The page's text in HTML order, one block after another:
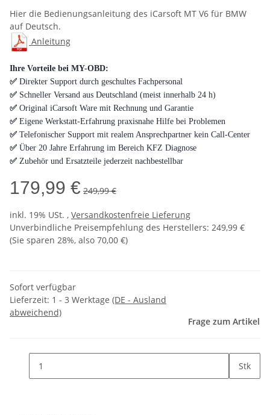
Hier die Bedienungsanleitung des iCarsoft MT V6 für BMW
auf Deutsch.
Anleitung
Ihre Vorteile bei MY-OBD:
✅ Direkter Support durch geschultes Fachpersonal
✅ Schneller Versand aus Deutschland (meist innerhalb 24 h)
✅ Original iCarsoft Ware mit Rechnung und Garantie
✅ Eigene Werkstatt-Erfahrung praxisnahe Hilfe bei Problemen
✅ Telefonischer Support mit realem Ansprechpartner kein Call-Center
✅ Über 20 Jahre Erfahrung im Bereich KFZ Diagnose
✅ Zubehör und Ersatzteile jederzeit nachbestellbar
179,99 € 249,99 €
inkl. 19% USt. , Versandkostenfreie Lieferung
Unverbindliche Preisempfehlung des Herstellers: 249,99 €
(Sie sparen 28%, also 70,00 €)
Sofort verfügbar
Lieferzeit: 1 - 3 Werktage (DE - Ausland
abweichend)
Frage zum Artikel
Stk